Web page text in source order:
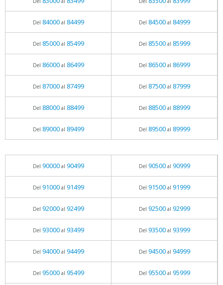
Del 84000al 84499 Del 84500al 84999
Del 85000al 85499 Del 85500al 85999
Del 86000al 86499 Del 86500al 86999
Del 87000al 87499 Del 87500al 87999
Del 88000al 88499 Del 88500al 88999
Del 89000al 89499 Del 89500al 89999
Del 90000al 90499 Del 90500al 90999
Del 91000al 91499 Del 91500al 91999
Del 92000al 92499 Del 92500al 92999
Del 93000al 93499 Del 93500al 93999
Del 94000al 94499 Del 94500al 94999
Del 95000al 95499 Del 95500al 95999